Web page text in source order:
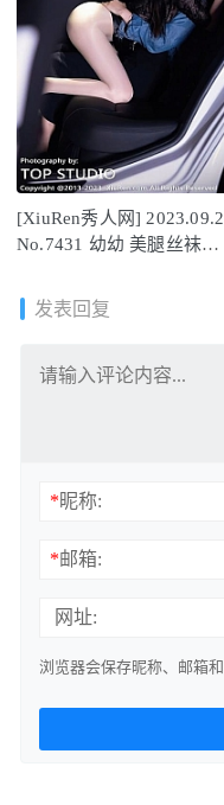
[XiuRen秀人网]
No.7431 幼幼 美腿丝袜
发表回复
*昵称:
*邮箱:
网址:
浏览器会保存昵称、邮箱